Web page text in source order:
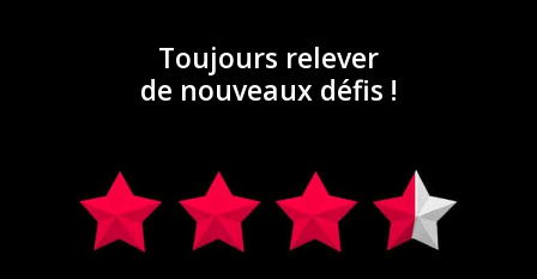
Toujours relever
de nouveaux défis !